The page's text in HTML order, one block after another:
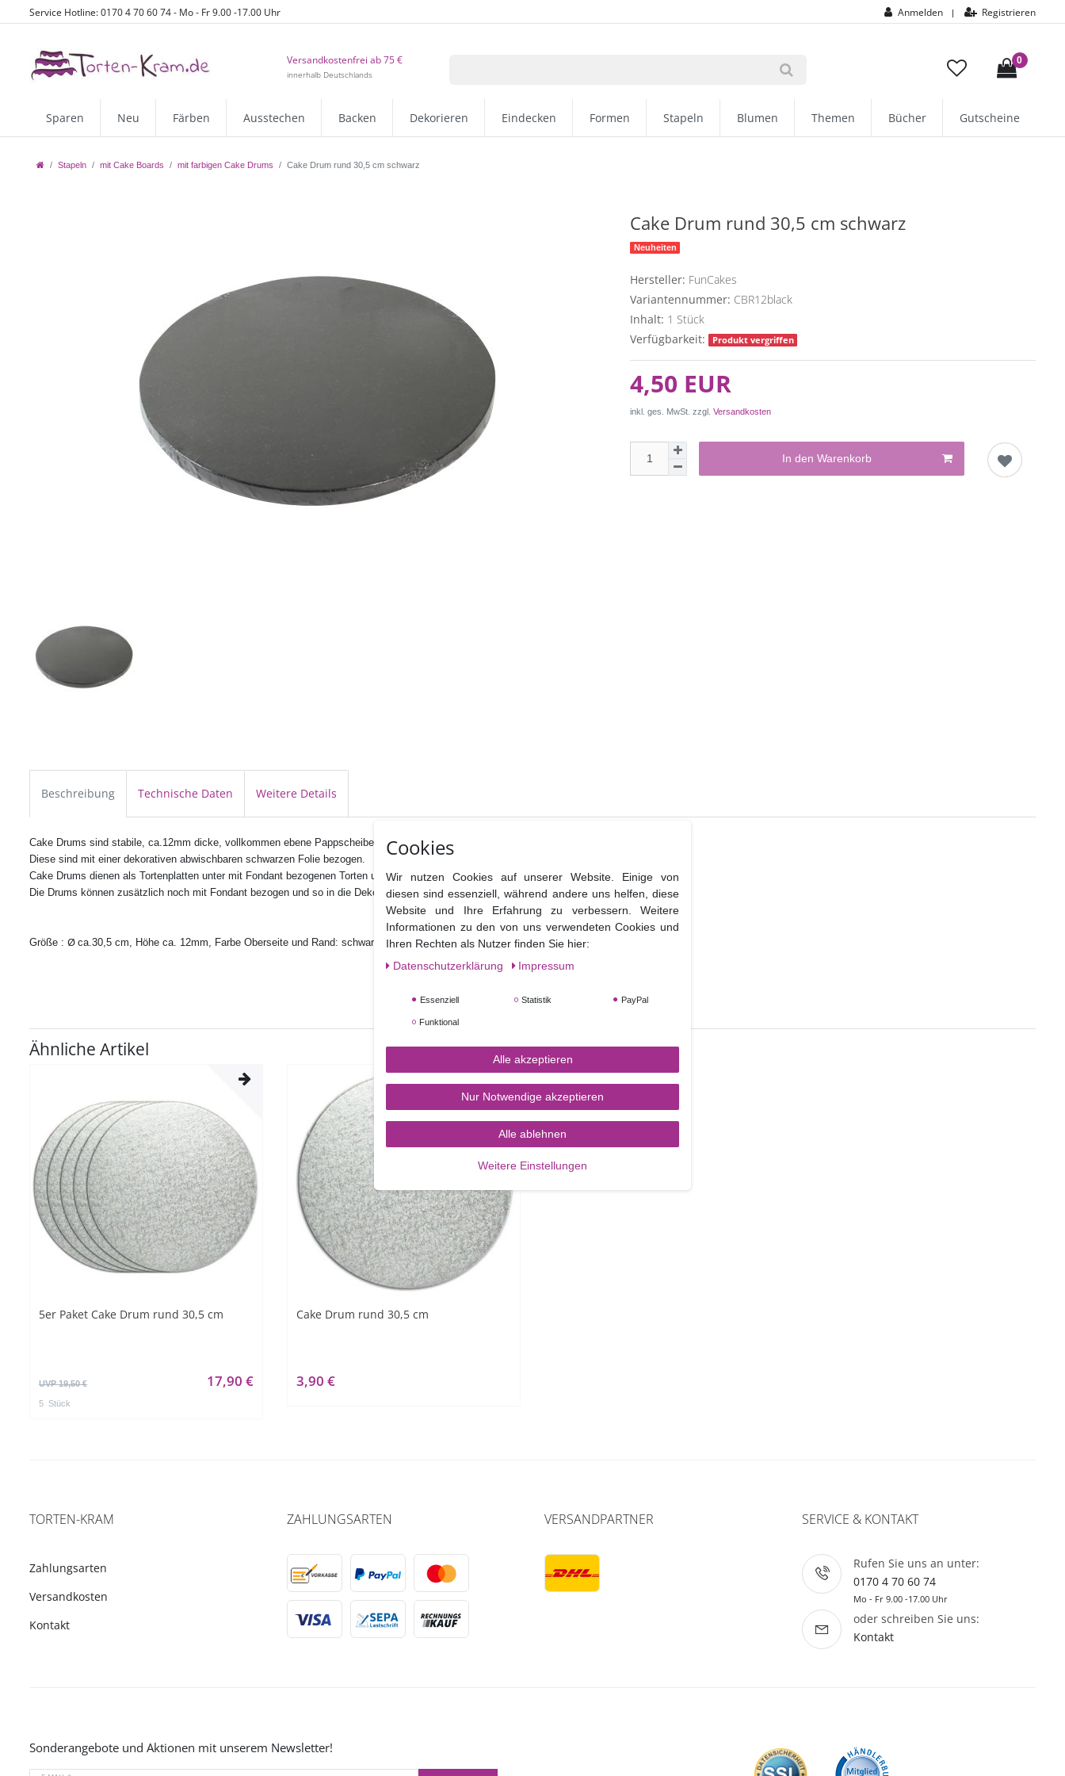
Service Hotline: 0170 4 70 60 74 - Mo - Fr 9.00 -17.00 Uhr Anmelden | Registrieren
Versandkostenfrei ab 75 €
innerhalb Deutschlands
0
Sparen Neu Färben Ausstechen Backen Dekorieren Eindecken Formen Stapeln Blumen Themen Bücher Gutscheine
Stapeln mit Cake Boards mit farbigen Cake Drums Cake Drum rund 30,5 cm schwarz
Cake Drum rund 30,5 cm schwarz
Neuheiten
Hersteller: FunCakes
Variantennummer: CBR12black
Inhalt: 1 Stück
Verfügbarkeit:
Produkt vergriffen
4,50 EUR
inkl. ges. MwSt. zzgl.Versandkosten
In den Warenkorb
Beschreibung Technische Daten Weitere Details
Cake Drums sind stabile, ca.12mm dicke, vollkommen ebene Pappscheiben.
Diese sind mit einer dekorativen abwischbaren schwarzen Folie bezogen.
Cake Drums dienen als Tortenplatten unter mit Fondant bezogenen Torten und können bei sorgfältigem Gebrauch mehrfach verwendet werden.
Die Drums können zusätzlich noch mit Fondant bezogen und so in die Dekoration der Torte mit integriert werden.
Größe : Ø ca.30,5 cm, Höhe ca. 12mm, Farbe Oberseite und Rand: schwarz
Ähnliche Artikel
5er Paket Cake Drum rund 30,5 cm
UVP 19,50 € 17,90 €
5 Stück
Cake Drum rund 30,5 cm
3,90 €
TORTEN-KRAM
Zahlungsarten
Versandkosten
Kontakt
ZAHLUNGSARTEN VERSANDPARTNER SERVICE & KONTAKT
Rufen Sie uns an unter:
0170 4 70 60 74
Mo - Fr 9.00 -17.00 Uhr
oder schreiben Sie uns:
Kontakt
Sonderangebote und Aktionen mit unserem Newsletter!
Cookies
Wir nutzen Cookies auf unserer Website. Einige von
diesen sind essenziell, während andere uns helfen, diese
Website und Ihre Erfahrung zu verbessern. Weitere
Informationen zu den von uns verwendeten Cookies und
Ihren Rechten als Nutzer finden Sie hier:
Daten­schutz­erklärung
Impressum
Essenziell Statistik PayPal
Funktional
Alle akzeptieren
Nur Notwendige akzeptieren
Alle ablehnen
Weitere Einstellungen